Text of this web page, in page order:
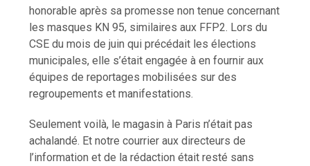
honorable après sa promesse non tenue concernant
les masques KN 95, similaires aux FFP2. Lors du
CSE du mois de juin qui précédait les élections
municipales, elle s’était engagée à en fournir aux
équipes de reportages mobilisées sur des
regroupements et manifestations.
Seulement voilà, le magasin à Paris n’était pas
achalandé. Et notre courrier aux directeurs de
l’information et de la rédaction était resté sans